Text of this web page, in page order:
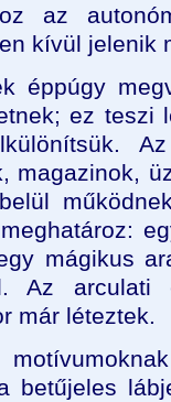
az
kívül jelenik
éppúgy
ez teszi
magazinok,
mágikus
Az
már léteztek.
betűjeles